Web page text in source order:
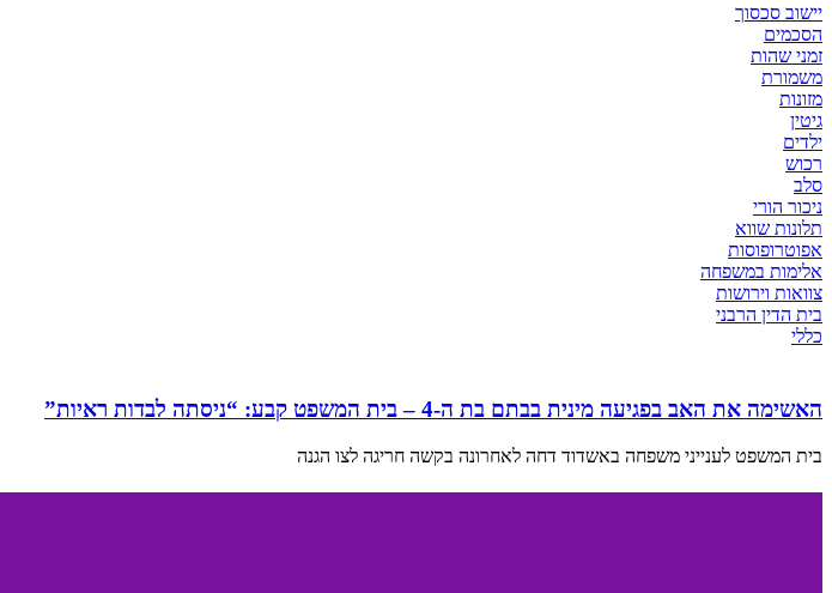
יישוב סכסוך
הסכמים
זמני שהות
משמורת
מזונות
גיטין
ילדים
רכוש
סלב
ניכור הורי
תלונות שווא
אפוטרופוסות
אלימות במשפחה
צוואות וירושות
בית הדין הרבני
כללי
האשימה את האב בפגיעה מינית בבתם בת ה-4 – בית המשפט קבע: “ניסתה לבדות ראיות”
בית המשפט לענייני משפחה באשדוד דחה לאחרונה בקשה חריגה לצו הגנה